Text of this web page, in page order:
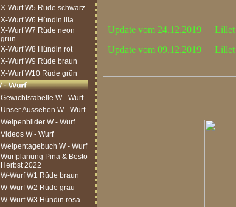
X-Wurf W5 Rüde schwarz
X-Wurf W6 Hündin lila
X-Wurf W7 Rüde neon
grün
X-Wurf W8 Hündin rot
X-Wurf W9 Rüde braun
X-Wurf W10 Rüde grün
Gewichtstabelle W - Wurf
Unser Aussehen W - Wurf
Welpenbilder W - Wurf
Videos W - Wurf
Welpentagebuch W - Wurf
Wurfplanung Pina & Besto
Herbst 2022
W-Wurf W1 Rüde braun
W-Wurf W2 Rüde grau
W-Wurf W3 Hündin rosa
Update vom 24.12.2019
Lillet
Update vom 09.12.2019
Lillet